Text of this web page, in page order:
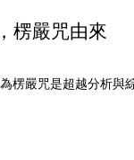
楞嚴咒由來
楞嚴咒是超越分析與